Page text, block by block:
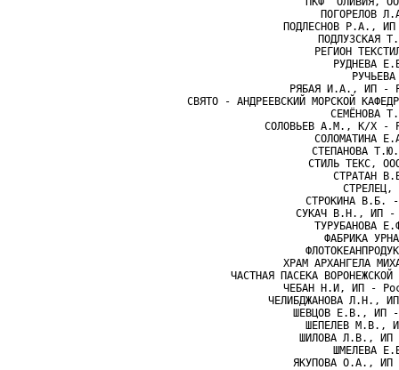
ПОГОРЕЛОВ
ПОДЛЕСНОВ Р.А., ИП
ПОДЛУЗСКАЯ
РЕГИОН
РУДНЕВА
РЯБАЯ И.А., ИП -
СВЯТО - АНДРЕЕВСКИЙ МОРСКОЙ
СЕМЁНОВА
СОЛОВЬЕВ А.М., К/X -
СОЛОМАТИНА
СТЕПАНОВА
СТИЛЬ ТЕКС,
СТРАТАН
СТРЕЛЕЦ,
СТРОКИНА В.Б. -
СУКАЧ В.Н., ИП -
ТУРУБАНОВА
ФАБРИКА
ХРАМ АРХАНГЕЛА
ЧАСТНАЯ ПАСЕКА
ЧЕБАН Н.И, ИП -
ЧЕЛИБДЖАНОВА Л.Н.,
ШЕВЦОВ Е.В., ИП -
ШЕПЕЛЕВ М.В.,
ШИЛОВА Л.В., ИП
ШМЕЛЕВА
ЯКУПОВА О.А., ИП